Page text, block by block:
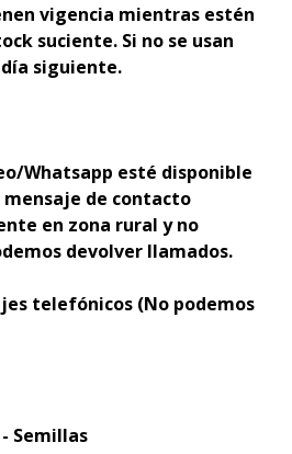
vigencia mientras estén
suficiente. Si no se usan
siguiente.
Whatsapp esté disponible
de contacto
en zona rural y no
devolver llamados.
telefónicos (No podemos
- Semillas